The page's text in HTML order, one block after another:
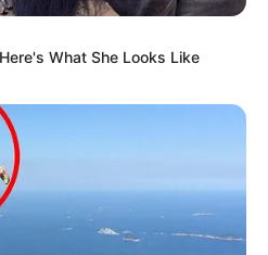
What She Looks Like